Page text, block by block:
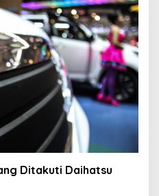
Ditakuti Daihatsu